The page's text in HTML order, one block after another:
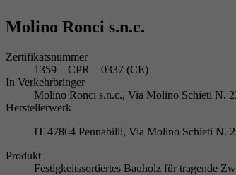
Molino Ronci s.n.c.
Zertifikatsnummer
1359 – CPR – 0337 (CE)
In Verkehrbringer
Molino Ronci s.n.c., Via Molino Schieti N.
Herstellerwerk
IT-47864 Pennabilli, Via Molino Schieti N.
Produkt
Festigkeitssortiertes Bauholz für tragende